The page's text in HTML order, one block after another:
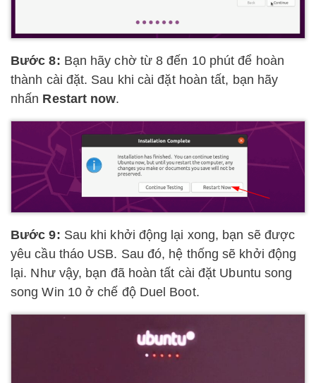
Bước 8: Bạn hãy chờ từ 8 đến 10 phút để hoàn
thành cài đặt. Sau khi cài đặt hoàn tất, bạn hãy
nhấn Restart now.
Bước 9: Sau khi khởi động lại xong, bạn sẽ được
yêu cầu tháo USB. Sau đó, hệ thống sẽ khởi động
lại. Như vậy, bạn đã hoàn tất cài đặt Ubuntu song
song Win 10 ở chế độ Duel Boot.